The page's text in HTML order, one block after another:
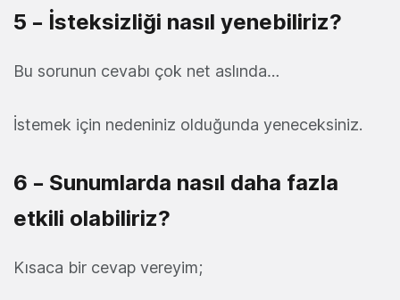
5 – İsteksizliği nasıl yenebiliriz?
Bu sorunun cevabı çok net aslında…
İstemek için nedeniniz olduğunda yeneceksiniz.
6 – Sunumlarda nasıl daha fazla
etkili olabiliriz?
Kısaca bir cevap vereyim;